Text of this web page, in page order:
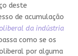
deste
de acumulação
da indústria
como se os
por alguma